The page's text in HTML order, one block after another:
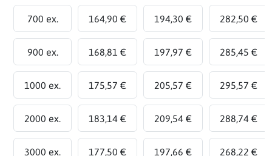
700 ex. 164,90 € 194,30 € 282,50 €
900 ex. 168,81 € 197,97 € 285,45 €
1000 ex. 175,57 € 205,57 € 295,57 €
2000 ex. 183,14 € 209,54 € 288,74 €
3000 ex. 177,50 € 197,66 € 268,22 €